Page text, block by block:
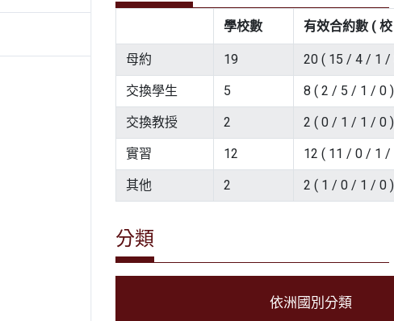
學校數 有效合約數 (
母約 19 20 ( 15 / 4 / 1 /
交換學生 5 8 ( 2 / 5 / 1 / 0 )
交換教授 2 2 ( 0 / 1 / 1 / 0 )
實習 12 12 ( 11 / 0 / 1 /
其他 2 2 ( 1 / 0 / 1 / 0 )
分類
依洲國別分類